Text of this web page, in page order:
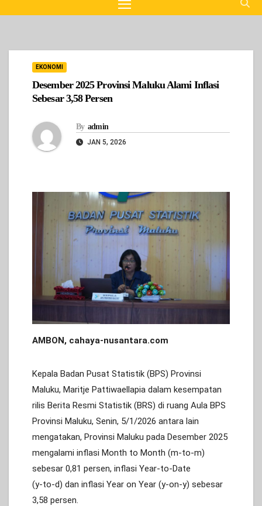
EKONOMI
Desember 2025 Provinsi Maluku Alami Inflasi
Sebesar 3,58 Persen
By admin
JAN 5, 2026
AMBON, cahaya-nusantara.com
Kepala Badan Pusat Statistik (BPS) Provinsi
Maluku, Maritje Pattiwaellapia dalam kesempatan
rilis Berita Resmi Statistik (BRS) di ruang Aula BPS
Provinsi Maluku, Senin, 5/1/2026 antara lain
mengatakan, Provinsi Maluku pada Desember 2025
mengalami inflasi Month to Month (m-to-m)
sebesar 0,81 persen, inflasi Year-to-Date
(y-to-d) dan inflasi Year on Year (y-on-y) sebesar
3,58 persen.